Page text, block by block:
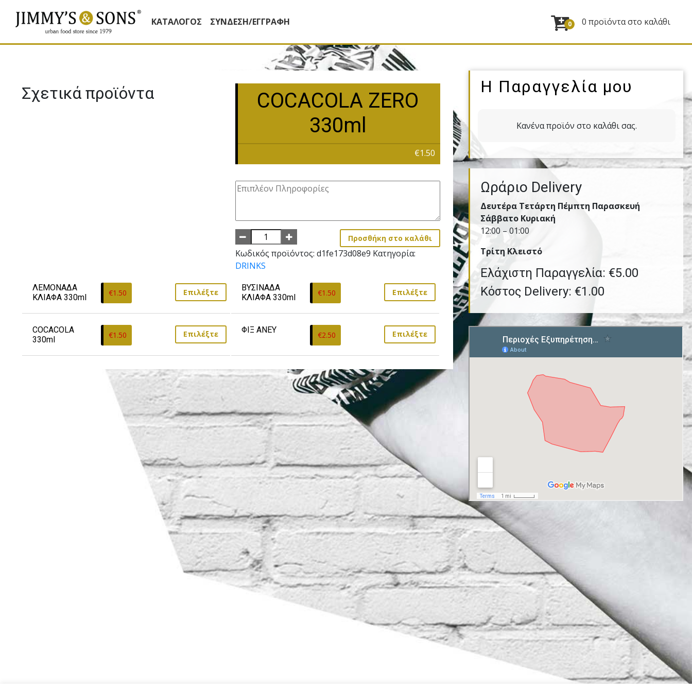
ΚΑΤΆΛΟΓΟΣ ΣΥΝΔΕΣΗ/ΕΓΓΡΑΦΗ 0 0 προϊόντα στο καλάθι
COCACOLA ZERO
330ml
€1.50
Προσθήκη στο καλάθι
Κωδικός προϊόντος: d1fe173d08e9 Κατηγορία:
DRINKS
Σχετικά προϊόντα
ΛΕΜΟΝΑΔΑ
ΚΛΙΑΦΑ 330ml
€1.50 Επιλέξτε
ΒΥΣΙΝΑΔΑ
ΚΛΙΑΦΑ 330ml
€1.50 Επιλέξτε
COCACOLA
330ml
€1.50 Επιλέξτε ΦΙΞ ΑΝΕΥ
€2.50 Επιλέξτε
Η Παραγγελία μου
Κανένα προϊόν στο καλάθι σας.
Ωράριο Delivery
Δευτέρα Τετάρτη Πέμπτη Παρασκευή
Σάββατο Κυριακή
12:00 – 01:00
Τρίτη Kλειστό
Ελάχιστη Παραγγελία: €5.00
Κόστος Delivery: €1.00